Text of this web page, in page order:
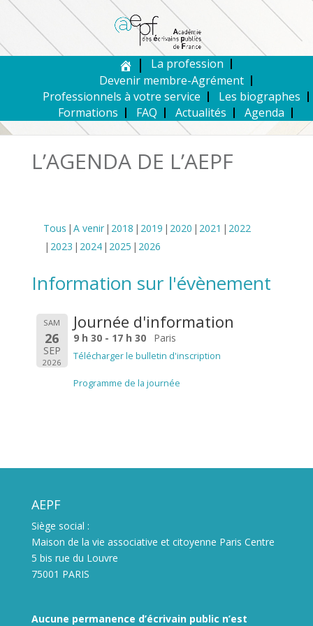
La profession
Devenir membre-Agrément
Professionnels à votre service
Les biographes
Formations
FAQ Actualités Agenda
L’AGENDA DE L’AEPF
Tous A venir 2018 2019 2020 2021
2022
2023
2024 2025 2026
Information sur l'évènement
SAM
26
SEP
2026
Journée d'information
9 h 30 - 17 h 30 Paris
Télécharger le bulletin d'inscription
Programme de la journée
AEPF
Siège social :
Maison de la vie associative et citoyenne Paris Centre
5 bis rue du Louvre
75001 PARIS
Aucune permanence d’écrivain public n’est